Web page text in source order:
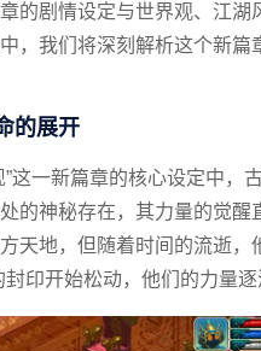
的剧情设定与世界观、江
，我们将深刻解析这个新
的展开
”这一新篇章的核心设定中，
的神秘存在，其力量的觉
天地，但随着时间的流逝，
印开始松动，他们的力量逐